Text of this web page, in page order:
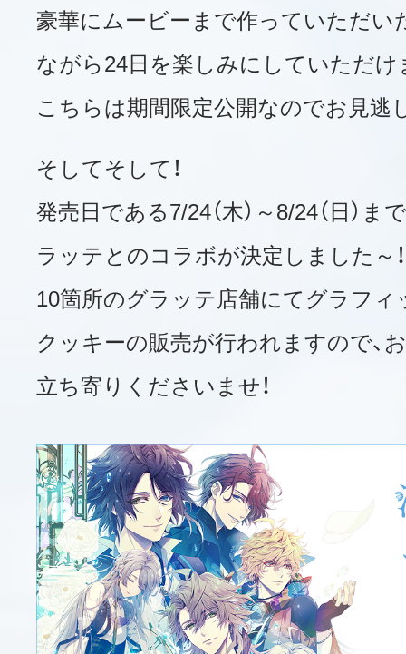
豪華にムービーまで作っていただい
ながら24日を楽しみにしていただけ
こちらは期間限定公開なのでお見逃
そしてそして！
発売日である7/24（木）～8/24（日）
ラッテとのコラボが決定しました～！
10箇所のグラッテ店舗にてグラフ
クッキーの販売が行われますので、
立ち寄りくださいませ！